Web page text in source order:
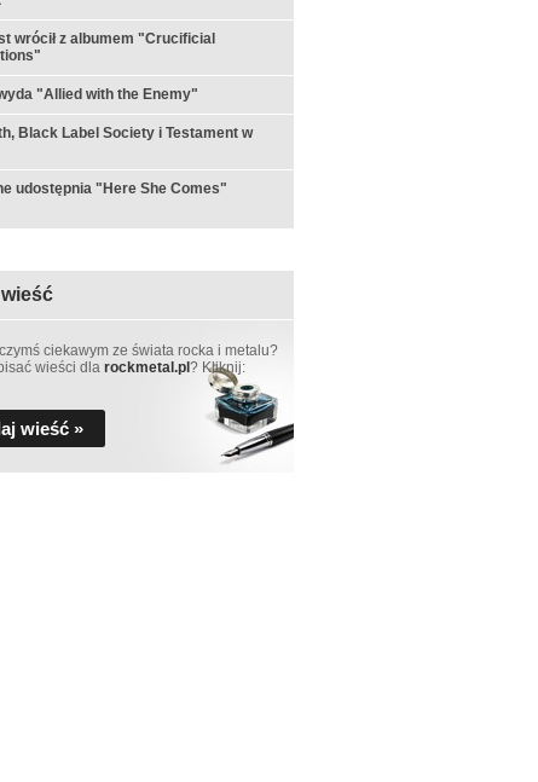
wrócił z albumem "Crucificial
"Allied with the Enemy"
Black Label Society i Testament w
udostępnia "Here She Comes"
ciekawym ze świata rocka i metalu?
wieści dla rockmetal.pl ? Kliknij:
wieść »